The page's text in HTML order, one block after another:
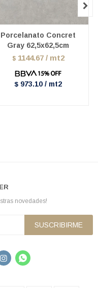
Porcelanato Concret
Gray 62,5x62,5cm
$ 1144.67 / mt2
$ 973.10 / mt2

novedades!
SUSCRIBIRME
 